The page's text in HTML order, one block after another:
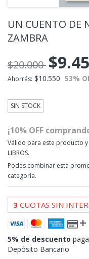
UN CUENTO DE
ZAMBRA
$20.000
Ahorrás: $10.550 53%
SIN STOCK
¡10% OFF
Válido para este producto y
LIBROS.
Podés combinar esta
categoría.
3 CUOTAS SIN
5% de descuento
Depósito Bancario